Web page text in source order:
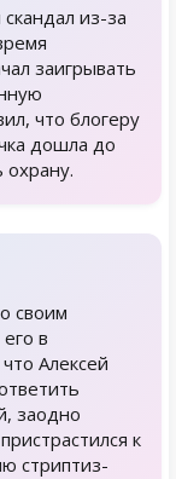
из-за
заигрывать
что блогеру
дошла до
охрану.
своим
в
Алексей
заодно
к
стриптиз-